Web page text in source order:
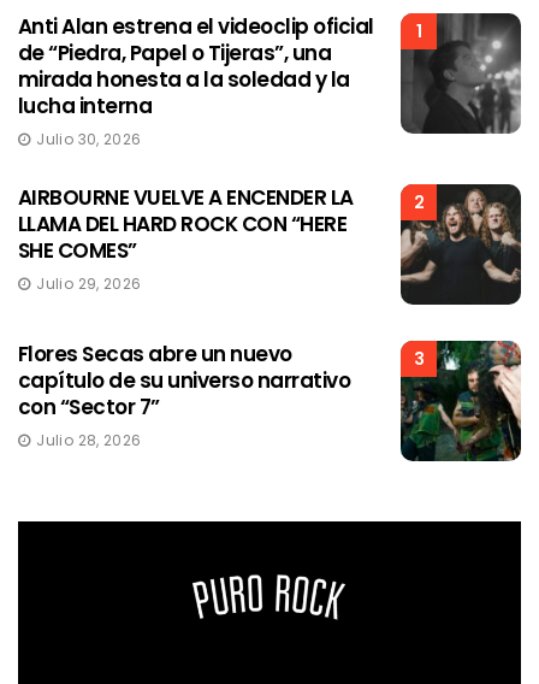
1
Anti Alan estrena el videoclip oficial
de “Piedra, Papel o Tijeras”, una
mirada honesta a la soledad y la
lucha interna
Julio 30, 2026
2
AIRBOURNE VUELVE A ENCENDER LA
LLAMA DEL HARD ROCK CON “HERE
SHE COMES”
Julio 29, 2026
3
Flores Secas abre un nuevo
capítulo de su universo narrativo
con “Sector 7”
Julio 28, 2026